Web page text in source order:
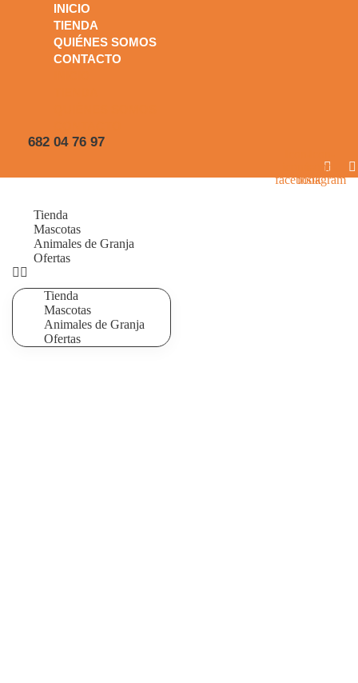
INICIO
TIENDA
QUIÉNES SOMOS
CONTACTO
682 04 76 97
facebook
icono-
instagram
Tienda
Mascotas
Animales de Granja
Ofertas
Tienda
Mascotas
Animales de Granja
Ofertas